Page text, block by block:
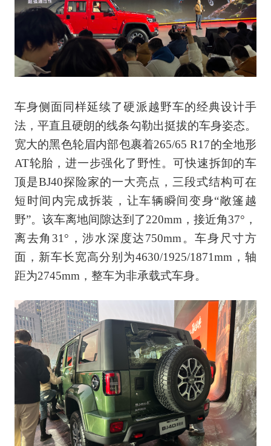
车身侧面同样延续了硬派越野车的经典设计手
法，平直且硬朗的线条勾勒出挺拔的车身姿态。
宽大的黑色轮眉内部包裹着265/65 R17的全地形
AT轮胎，进一步强化了野性。可快速拆卸的车
顶是BJ40探险家的一大亮点，三段式结构可在
短时间内完成拆装，让车辆瞬间变身“敞篷越
野”。该车离地间隙达到了220mm，接近角37°，
离去角31°，涉水深度达750mm。车身尺寸方
面，新车长宽高分别为4630/1925/1871mm，轴
距为2745mm，整车为非承载式车身。